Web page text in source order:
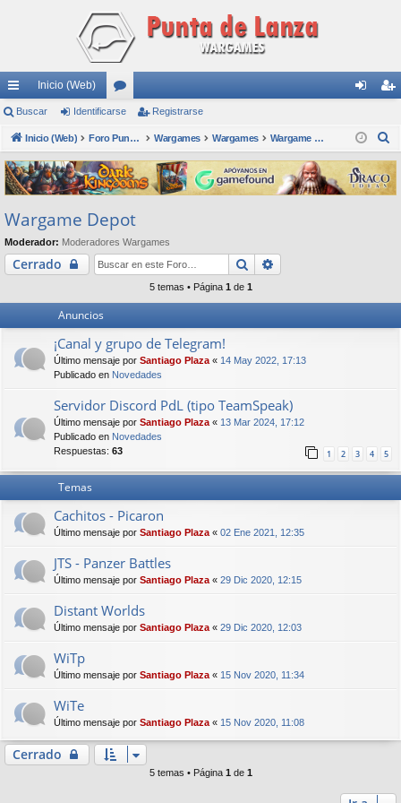
nl
ac
es
rá
pi
do
s
Inicio (Web)
or
os nti
fic
ar
ist
ra
rs
Buscar Identificarse Registrarse
Inicio (Web) Foro Punta de Lanza Wargames Wargames Wargames Wargame Depot
s
c
Wargame Depot
Moderador: Moderadores Wargames
Cerrado Buscar
5 temas • Página 1 de 1
Anuncios
¡Canal y grupo de Telegram!
Último mensaje por Santiago Plaza « 14 May 2022, 17:13
Publicado en Novedades
Servidor Discord PdL (tipo TeamSpeak)
Último mensaje por Santiago Plaza « 13 Mar 2024, 17:12
Publicado en Novedades
Respuestas: 63 1 2 3 4 5
Temas
Cachitos - Picaron
Último mensaje por Santiago Plaza « 02 Ene 2021, 12:35
JTS - Panzer Battles
Último mensaje por Santiago Plaza « 29 Dic 2020, 12:15
Distant Worlds
Último mensaje por Santiago Plaza « 29 Dic 2020, 12:03
WiTp
Último mensaje por Santiago Plaza « 15 Nov 2020, 11:34
WiTe
Último mensaje por Santiago Plaza « 15 Nov 2020, 11:08
Cerrado
5 temas • Página 1 de 1